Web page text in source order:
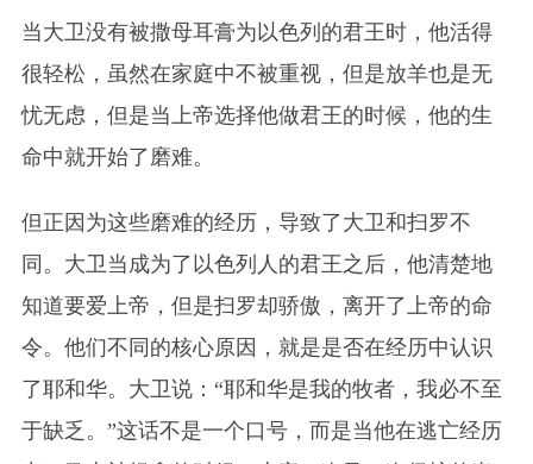
当大卫没有被撒母耳膏为以色列的君王时，他活得
很轻松，虽然在家庭中不被重视，但是放羊也是无
忧无虑，但是当上帝选择他做君王的时候，他的生
命中就开始了磨难。
但正因为这些磨难的经历，导致了大卫和扫罗不
同。大卫当成为了以色列人的君王之后，他清楚地
知道要爱上帝，但是扫罗却骄傲，离开了上帝的命
令。他们不同的核心原因，就是是否在经历中认识
了耶和华。大卫说：“耶和华是我的牧者，我必不至
于缺乏。”这话不是一个口号，而是当他在逃亡经历